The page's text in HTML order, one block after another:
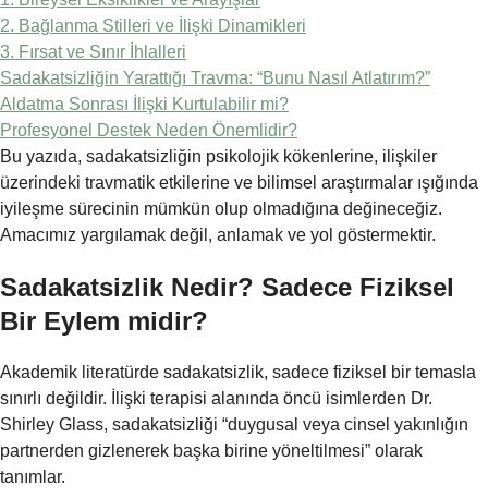
2. Bağlanma Stilleri ve İlişki Dinamikleri
3. Fırsat ve Sınır İhlalleri
Sadakatsizliğin Yarattığı Travma: “Bunu Nasıl Atlatırım?”
Aldatma Sonrası İlişki Kurtulabilir mi?
Profesyonel Destek Neden Önemlidir?
Bu yazıda, sadakatsizliğin psikolojik kökenlerine, ilişkiler
üzerindeki travmatik etkilerine ve bilimsel araştırmalar ışığında
iyileşme sürecinin mümkün olup olmadığına değineceğiz.
Amacımız yargılamak değil, anlamak ve yol göstermektir.
Sadakatsizlik Nedir? Sadece Fiziksel
Bir Eylem midir?
Akademik literatürde sadakatsizlik, sadece fiziksel bir temasla
sınırlı değildir. İlişki terapisi alanında öncü isimlerden Dr.
Shirley Glass, sadakatsizliği “duygusal veya cinsel yakınlığın
partnerden gizlenerek başka birine yöneltilmesi” olarak
tanımlar.